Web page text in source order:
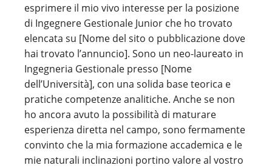
esprimere il mio vivo interesse per la posizione
di Ingegnere Gestionale Junior che ho trovato
elencata su [Nome del sito o pubblicazione dove
hai trovato l’annuncio]. Sono un neo-laureato in
Ingegneria Gestionale presso [Nome
dell’Università], con una solida base teorica e
pratiche competenze analitiche. Anche se non
ho ancora avuto la possibilità di maturare
esperienza diretta nel campo, sono fermamente
convinto che la mia formazione accademica e le
mie naturali inclinazioni portino valore al vostro